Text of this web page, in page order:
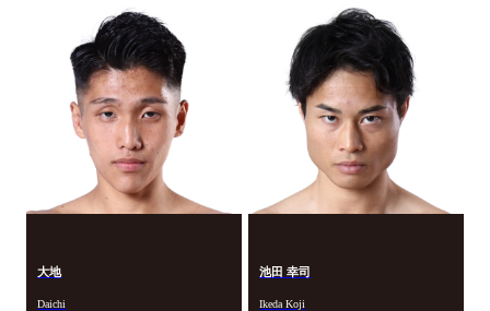
大地
Daichi
池田 幸司
Ikeda Koji